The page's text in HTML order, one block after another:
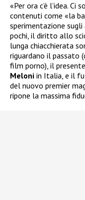
«Per ora c’è l’idea. Ci
contenuti come «la
sperimentazione
pochi, il diritto allo
lunga chiacchierata
riguardano il passato
film porno), il
Meloni in Italia, e il
del nuovo premier
ripone la massima